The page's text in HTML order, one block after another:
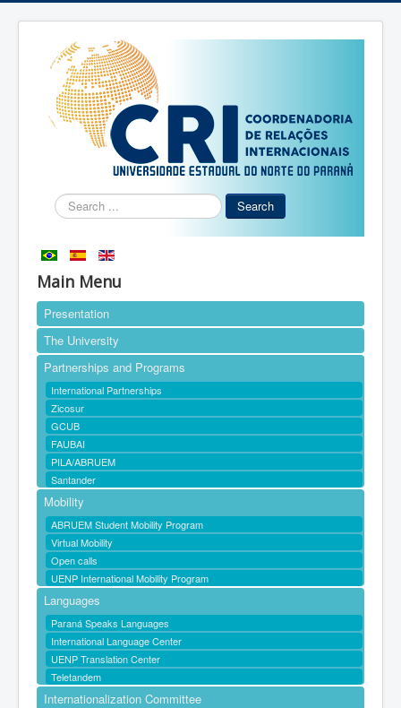
Search
...
Search
Main Menu
Presentation
The University
Partnerships and Programs
International Partnerships
Zicosur
GCUB
FAUBAI
PILA/ABRUEM
Santander
Mobility
ABRUEM Student Mobility Program
Virtual Mobility
Open calls
UENP International Mobility Program
Languages
Paraná Speaks Languages
International Language Center
UENP Translation Center
Teletandem
Internationalization Committee